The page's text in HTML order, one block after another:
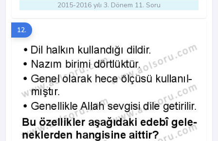
2015-2016 yılı 3. Dönem 11. Soru
12.